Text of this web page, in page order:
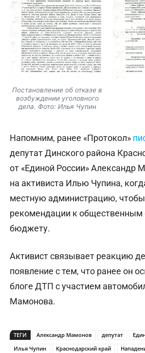
Постановление об отказе в
возбуждении уголовного
дела. Фото: Илья Чупин
Напомним, ранее «Протокол»
депутат Динского района
от «Единой России» Александр
на активиста Илью Чупина,
местную администрацию,
рекомендации к
бюджету.
Активист связывает реакцию
появление с тем, что ранее он
блоге ДТП с участием
Мамонова.
ТЕГИ Александр Мамонов депутат
Илья Чупин
Краснодарский край